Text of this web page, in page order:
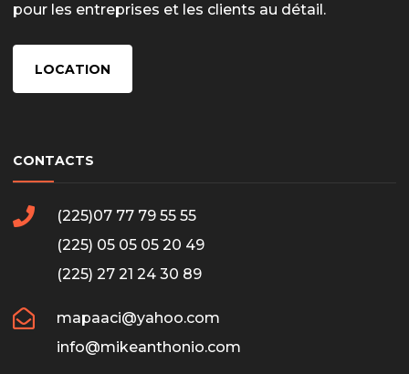
pour les entreprises et les clients au détail.
LOCATION
CONTACTS
(225)07 77 79 55 55
(225) 05 05 05 20 49
(225) 27 21 24 30 89
mapaaci@yahoo.com
info@mikeanthonio.com